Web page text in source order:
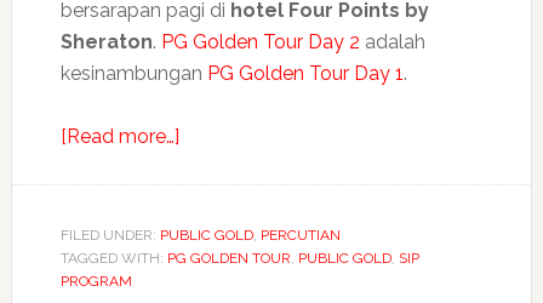
bersarapan pagi di hotel Four Points by
Sheraton. PG Golden Tour Day 2 adalah
kesinambungan PG Golden Tour Day 1.
[Read more…]about
trip
PG
FILED UNDER: PUBLIC GOLD, PERCUTIAN
TAGGED WITH: PG GOLDEN TOUR, PUBLIC GOLD, SIP
PROGRAM